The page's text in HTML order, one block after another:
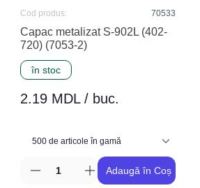
în stoc
Capac metalizat S-902L (402-
720) (7053-2)
Cod produs: 70533
2.19 MDL / buc.
Adaugă în Coș